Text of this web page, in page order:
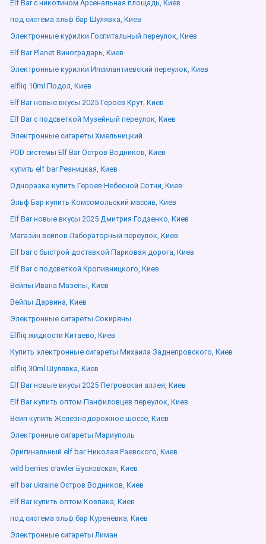
Elf Bar с никотином Арсенальная площадь, Киев
под система эльф бар Шулявка, Киев
Электронные курилки Госпитальный переулок, Киев
Elf Bar Planet Виноградарь, Киев
Электронные курилки Ипсилантиевский переулок, Киев
elfliq 10ml Подол, Киев
Elf Bar новые вкусы 2025 Героев Крут, Киев
Elf Bar с подсветкой Музейный переулок, Киев
Электронные сигареты Хмельницкий
POD системы Elf Bar Остров Водников, Киев
купить elf bar Резницкая, Киев
Одноразка купить Героев Небесной Сотни, Киев
Эльф Бар купить Комсомольский массив, Киев
Elf Bar новые вкусы 2025 Дмитрия Годзенко, Киев
Магазин вейпов Лабораторный переулок, Киев
Elf bar с быстрой доставкой Парковая дорога, Киев
Elf Bar с подсветкой Кропивницкого, Киев
Вейпы Ивана Мазепы, Киев
Вейпы Дарвина, Киев
Электронные сигареты Сокиряны
Elfliq жидкости Китаево, Киев
Купить электронные сигареты Михаила Заднепровского, Киев
elfliq 30ml Шулявка, Киев
Elf Bar новые вкусы 2025 Петровская аллея, Киев
Elf Bar купить оптом Панфиловцев переулок, Киев
Вейп купить Железнодорожное шоссе, Киев
Электронные сигареты Мариуполь
Оригинальный elf bar Николая Раевского, Киев
wild berries crawler Бусловская, Киев
elf bar ukraine Остров Водников, Киев
Elf Bar купить оптом Ковпака, Киев
под система эльф бар Куреневка, Киев
Электронные сигареты Лиман